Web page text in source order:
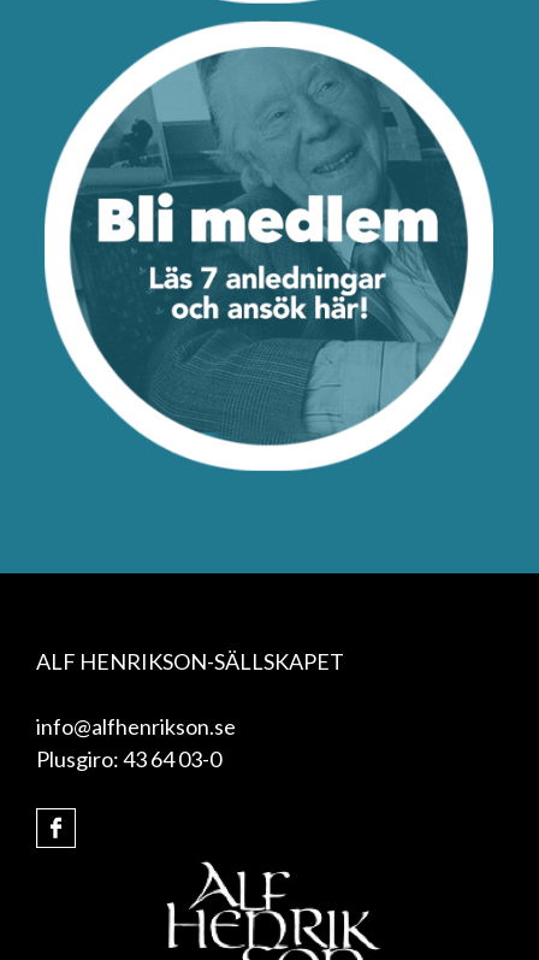
ALF HENRIKSON-SÄLLSKAPET
info@alfhenrikson.se
Plusgiro: 43 64 03-0